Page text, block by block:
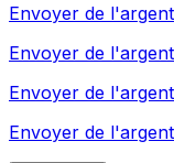
Envoyer de
Envoyer de
Envoyer de
Envoyer de